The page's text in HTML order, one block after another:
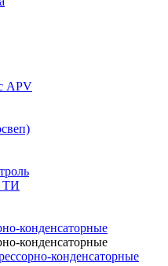
APV
ТИ
конденсаторные
конденсаторные
конденсаторные